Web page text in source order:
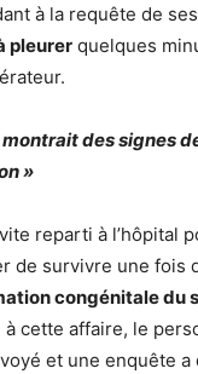
à la requête de
pleurer quelques
des signes
»
reparti à l’hôpital
de survivre une fois
congénitale du
à cette affaire, le
et une enquête a